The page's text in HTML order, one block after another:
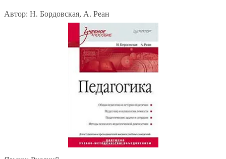
Автор: Н. Бордовская, А. Реан